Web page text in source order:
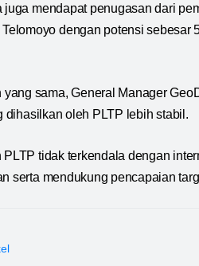
juga mendapat penugasan dari
dengan potensi
sama, General Manager
dihasilkan oleh PLTP lebih stabil.
tidak terkendala dengan
serta mendukung pencapaian